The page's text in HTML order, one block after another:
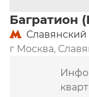
Багратион
Славянский
г Москва,